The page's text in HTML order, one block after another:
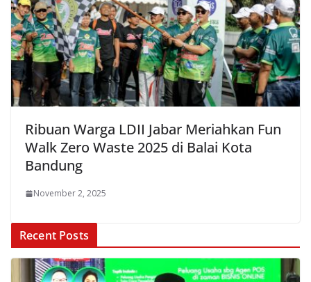
Ribuan Warga LDII Jabar Meriahkan Fun
Walk Zero Waste 2025 di Balai Kota
Bandung
November 2, 2025
Recent Posts